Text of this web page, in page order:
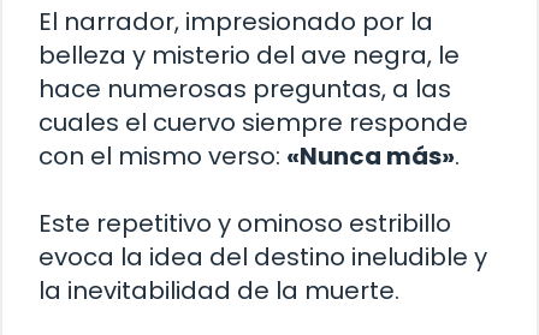
El narrador, impresionado por la
belleza y misterio del ave negra, le
hace numerosas preguntas, a las
cuales el cuervo siempre responde
con el mismo verso: «Nunca más».
Este repetitivo y ominoso estribillo
evoca la idea del destino ineludible y
la inevitabilidad de la muerte.